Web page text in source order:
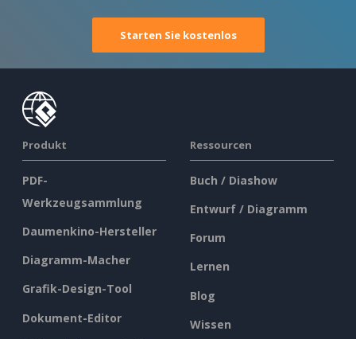
Starten Sie kostenlos
Produkt
PDF-
Werkzeugsammlung
Daumenkino-Hersteller
Diagramm-Macher
Grafik-Design-Tool
Dokument-Editor
Ressourcen
Buch / Diashow
Entwurf / Diagramm
Forum
Lernen
Blog
Wissen